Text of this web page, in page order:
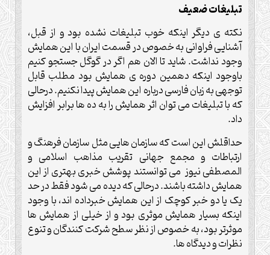
تبلیغات ضعیف
نکته ی دیگر اینکه خوب تبلیغات نشده بود و از قبل،
آشنایی فراوانی به خصوص در قسمت ایران با این همایش
وجود نداشت. شاید تا الان هم اگر در گوگل جستجو کنیم
باوجود اینکه دهمین دوره ی همایش بود مطلب قابل
توجهی به زبان فارسی درباره این همایش پیدا نکنیم. درحالی
که با تبلیغات می توان اثر همایش را به ده ها برابر افزایش
داد.
حداقلش این است که سازمان هایی مثل سازمان فرهنگ و
ارتباطات و مجمع جهانی تقریب مذاهب اسلامی و
المصطفی نیوز می توانستند پوشش خبری بهتری از این
همایش داشته باشند. درحالی که دیده می شود فقط در حد
یک یا دو خبر کوچک از این همایش خبرداده اند، با وجود
اینکه بسیار همایش موثری بود و از خیلی از همایش ها
موثرتر بود، به خصوص از نظر سطح شرکت کنندگان و تنوع
نظرات و دیدگاه ها.